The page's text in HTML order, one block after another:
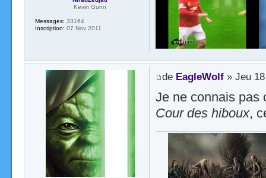
Kevin Gunn
Messages: 33164
Inscription: 07 Nov 2011
de EagleWolf» Jeu 18
Je ne connais pas
Cour des hiboux,